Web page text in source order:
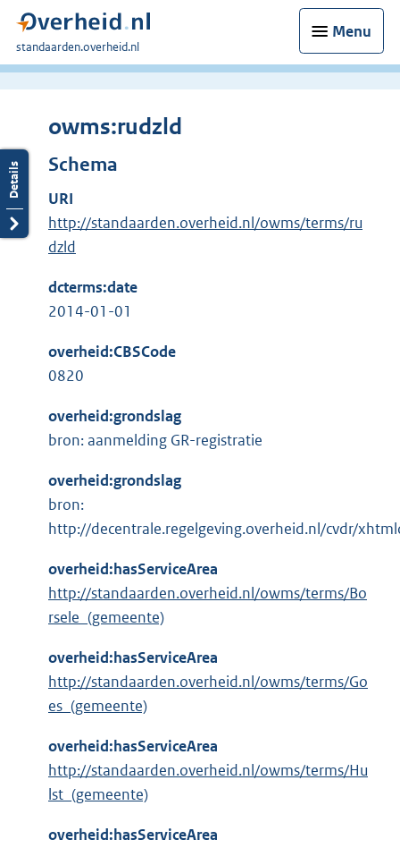
Menu
U
bent
standaarden.overheid.nl
owms:rudzld
Schema
URI
http://standaarden.overheid.nl/owms/terms/ru
dzld
dcterms:date
2014-01-01
overheid:CBSCode
0820
overheid:grondslag
bron: aanmelding GR-registratie
overheid:grondslag
bron:
http://decentrale.regelgeving.overheid.nl/cvdr/
overheid:hasServiceArea
http://standaarden.overheid.nl/owms/terms/Bo
rsele_(gemeente)
overheid:hasServiceArea
http://standaarden.overheid.nl/owms/terms/Go
es_(gemeente)
overheid:hasServiceArea
http://standaarden.overheid.nl/owms/terms/Hu
lst_(gemeente)
overheid:hasServiceArea